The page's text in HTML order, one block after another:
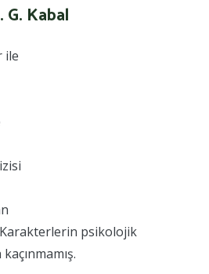
G. Kabal
ile
Karakterlerin psikolojik